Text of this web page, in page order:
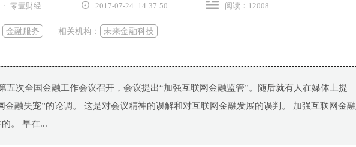
· 零壹财经 2017-07-24 14:37:50 阅读：12008
金融服务 相关机构： 未来金融科技
五次全国金融工作会议召开，会议提出“加强互联网金融监管”。随后就有人在媒体上提
金融失宠”的论调。 这是对会议精神的误解和对互联网金融发展的误判。 加强互联网金融
。 早在...